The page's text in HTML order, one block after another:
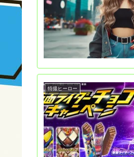
特撮ヒーロー